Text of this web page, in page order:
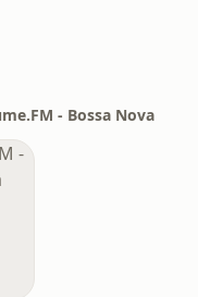
- Bossa Nova